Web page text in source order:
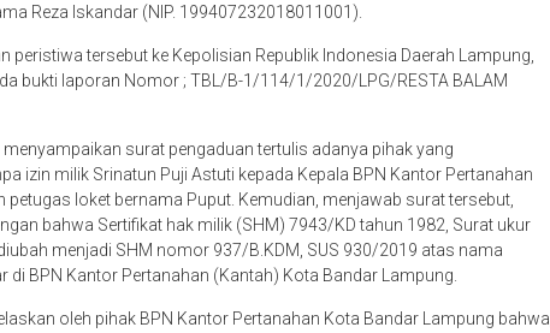
Reza Iskandar (NIP. 199407232018011001).
peristiwa tersebut ke Kepolisian Republik Indonesia Daerah Lampung,
bukti laporan Nomor ; TBL/B-1/114/1/2020/LPG/RESTA BALAM
surat pengaduan tertulis adanya pihak yang
izin milik Srinatun Puji Astuti kepada Kepala BPN Kantor Pertanahan
loket bernama Puput. Kemudian, menjawab surat tersebut,
bahwa Sertifikat hak milik (SHM) 7943/KD tahun 1982, Surat ukur
menjadi SHM nomor 937/B.KDM, SUS 930/2019 atas nama
BPN Kantor Pertanahan (Kantah) Kota Bandar Lampung.
oleh pihak BPN Kantor Pertanahan Kota Bandar Lampung bahwa,